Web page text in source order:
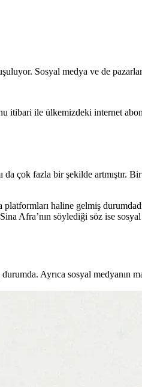
Sosyal medya ve de
itibari ile ülkemizdeki internet
da çok fazla bir şekilde artmıştır.
haline gelmiş
söylediği söz ise sosyal
Ayrıca sosyal